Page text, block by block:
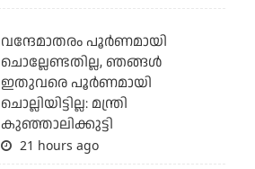
വന്ദേമാതരം പൂര്‍ണമായി
ചൊല്ലേണ്ടതില്ല, ഞങ്ങള്‍
ഇതുവരെ പൂര്‍ണമായി
ചൊല്ലിയിട്ടില്ല: മന്ത്രി
കുഞ്ഞാലിക്കുട്ടി
21 hours ago